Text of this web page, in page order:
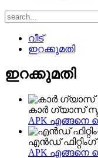
വീട്
ഇറക്കുമതി
ഇറക്കുമതി
കാർ ഗ്യാസ്
APK
എൻഡ്
APK